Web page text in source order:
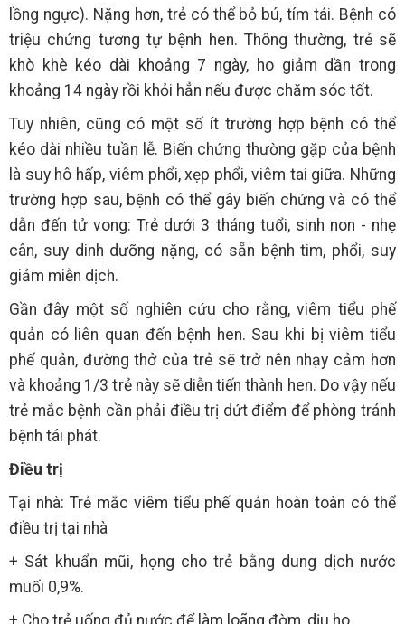
lồng ngực). Nặng hơn, trẻ có thể bỏ bú, tím tái. Bệnh có
triệu chứng tương tự bệnh hen. Thông thường, trẻ sẽ
khò khè kéo dài khoảng 7 ngày, ho giảm dần trong
khoảng 14 ngày rồi khỏi hẳn nếu được chăm sóc tốt.
Tuy nhiên, cũng có một số ít trường hợp bệnh có thể
kéo dài nhiều tuần lễ. Biến chứng thường gặp của bệnh
là suy hô hấp, viêm phổi, xẹp phổi, viêm tai giữa. Những
trường hợp sau, bệnh có thể gây biến chứng và có thể
dẫn đến tử vong: Trẻ dưới 3 tháng tuổi, sinh non - nhẹ
cân, suy dinh dưỡng nặng, có sẵn bệnh tim, phổi, suy
giảm miễn dịch.
Gần đây một số nghiên cứu cho rằng, viêm tiểu phế
quản có liên quan đến bệnh hen. Sau khi bị viêm tiểu
phế quản, đường thở của trẻ sẽ trở nên nhạy cảm hơn
và khoảng 1/3 trẻ này sẽ diễn tiến thành hen. Do vậy nếu
trẻ mắc bệnh cần phải điều trị dứt điểm để phòng tránh
bệnh tái phát.
Điều trị
Tại nhà: Trẻ mắc viêm tiểu phế quản hoàn toàn có thể
điều trị tại nhà
+ Sát khuẩn mũi, họng cho trẻ bằng dung dịch nước
muối 0,9%.